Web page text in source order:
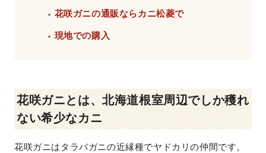
・ 花咲ガニの通販ならカニ松菱で
・ 現地での購入
花咲ガニとは、北海道根室周辺でしか穫れ
ない希少なカニ
花咲ガニはタラバガニの近縁種でヤドカリの仲間です。